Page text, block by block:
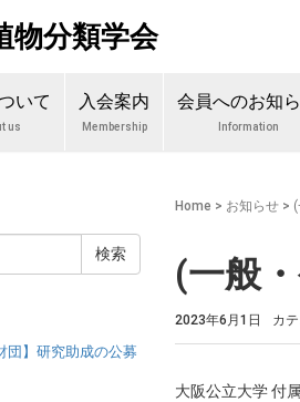
物分類学会
いて
us
入会案内
Membership
会員へのお知
Information
Home > お知らせ>
(一般
2023年6月1日 カ
大阪公立大学 付
団】研究助成の公募